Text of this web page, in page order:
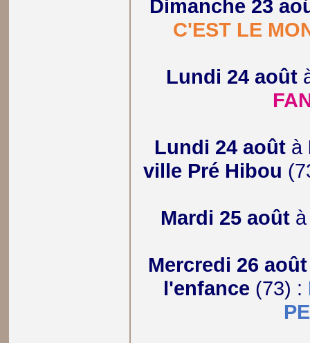
Dimanche 23
C'EST LE
Lundi 24 août
Lundi 24 aoûtà
ville Pré Hibou
Mardi 25 août
Mercredi 26 août
l'enfance (73) :